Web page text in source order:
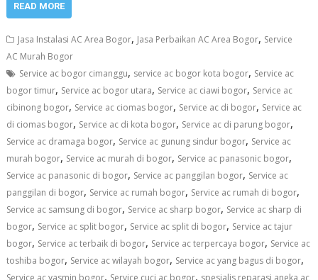
READ MORE
Jasa Instalasi AC Area Bogor, Jasa Perbaikan AC Area Bogor, Service
AC Murah Bogor
Service ac bogor cimanggu, service ac bogor kota bogor, Service ac
bogor timur, Service ac bogor utara, Service ac ciawi bogor, Service ac
cibinong bogor, Service ac ciomas bogor, Service ac di bogor, Service ac
di ciomas bogor, Service ac di kota bogor, Service ac di parung bogor,
Service ac dramaga bogor, Service ac gunung sindur bogor, Service ac
murah bogor, Service ac murah di bogor, Service ac panasonic bogor,
Service ac panasonic di bogor, Service ac panggilan bogor, Service ac
panggilan di bogor, Service ac rumah bogor, Service ac rumah di bogor,
Service ac samsung di bogor, Service ac sharp bogor, Service ac sharp di
bogor, Service ac split bogor, Service ac split di bogor, Service ac tajur
bogor, Service ac terbaik di bogor, Service ac terpercaya bogor, Service ac
toshiba bogor, Service ac wilayah bogor, Service ac yang bagus di bogor,
, ,